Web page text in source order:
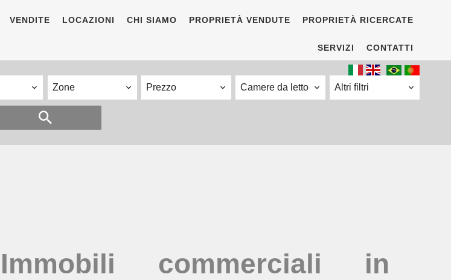
VENDITE LOCAZIONI CHI SIAMO PROPRIETÀ VENDUTE PROPRIETÀ RICERCATE
SERVIZI CONTATTI
Zone Prezzo Camere da letto Altri filtri
Immobili commerciali in